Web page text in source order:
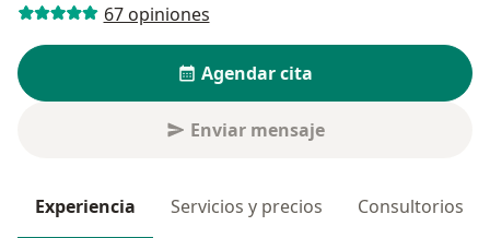
67 opiniones
Agendar cita
Enviar mensaje
Experiencia Servicios y precios Consultorios